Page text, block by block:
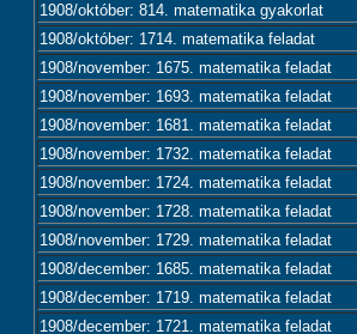
1908/október: 814. matematika gyakorlat
1908/október: 1714. matematika feladat
1908/november: 1675. matematika feladat
1908/november: 1693. matematika feladat
1908/november: 1681. matematika feladat
1908/november: 1732. matematika feladat
1908/november: 1724. matematika feladat
1908/november: 1728. matematika feladat
1908/november: 1729. matematika feladat
1908/december: 1685. matematika feladat
1908/december: 1719. matematika feladat
1908/december: 1721. matematika feladat